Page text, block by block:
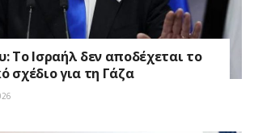
Το Ισραήλ δεν αποδέχεται το
σχέδιο για τη Γάζα